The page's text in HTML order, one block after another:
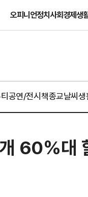
오피니언정치사회경제생
공연/전시책종교날씨생
60%대